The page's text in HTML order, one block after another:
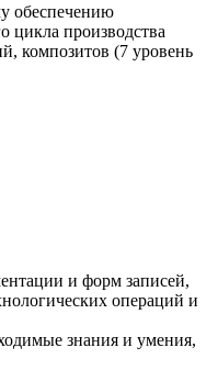
обеспечению
цикла производства
композитов (7 уровень
и форм записей,
операций и
знания и умения,